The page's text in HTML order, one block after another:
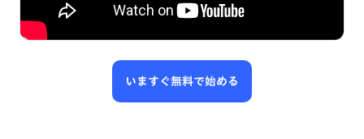
いますぐ無料で始める